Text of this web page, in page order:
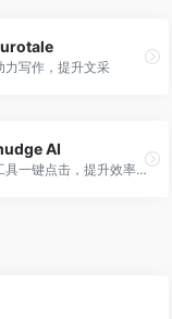
力写作，提升文采
AI
AI工具一键点击，提升效率神器